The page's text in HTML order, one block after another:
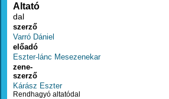
Altató
dal
szerző
Varró Dániel
előadó
Eszter-lánc Mesezenekar
zene-
szerző
Kárász Eszter
Rendhagyó altatódal